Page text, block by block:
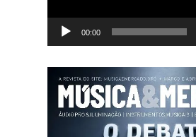
00:00